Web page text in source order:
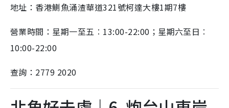
地址：香港鰂魚涌渣華道321號柯達大樓1期7樓
營業時間：星期一至五︰13:00-22:00；星期六至日︰
10:00-22:00
查詢：2779 2020